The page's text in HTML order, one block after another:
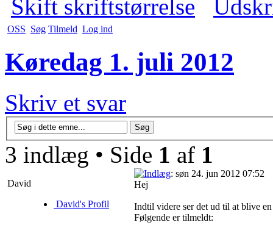
Skift skriftstørrelse
OSS Søg Tilmeld Log ind
Køredag 1. juli 2012
Skriv et svar
3 indlæg • Side 1 af 1
David
David's Profil
: søn 24. jun 2012 07:52
Hej
Indtil videre ser det ud til at blive
Følgende er tilmeldt: